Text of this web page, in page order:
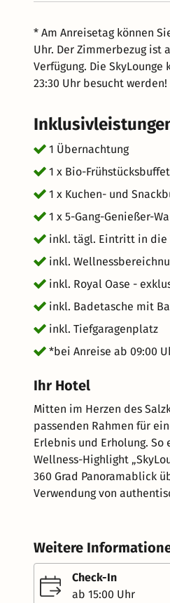
* Am Anreisetag können
Uhr. Der Zimmerbezug ist
Verfügung. Die
23:30 Uhr besucht werden!
1 Übernachtung
1 x Bio-
1 x Kuchen- und
1 x 5-Gang-Genießer-
inkl. tägl. Eintritt in die
inkl.
inkl. Royal Oase -
inkl. Badetasche mit
inkl. Tiefgaragenplatz
*bei Anreise ab 09:00
Ihr Hotel
Mitten im Herzen des
passenden Rahmen für einen unvergesslichen
Erlebnis und Erholung.
Wellness-Highlight
360 Grad Panoramablick
Verwendung von
Ausblick auf die
Ruhe zu kommen.
wohlfühlen. KULINARIK: In den unterschiedlich gestalteten Restaurantbereichen findet jeder Genießer seinen
ganz persönlichen
Weitere
Check-In
ab 15:00 Uhr